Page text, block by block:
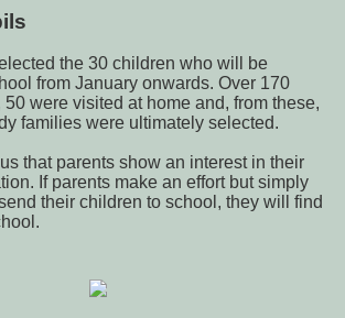
the 30 children who will be
from January onwards. Over 170
were visited at home and, from these,
families were ultimately selected.
that parents show an interest in their
If parents make an effort but simply
their children to school, they will find